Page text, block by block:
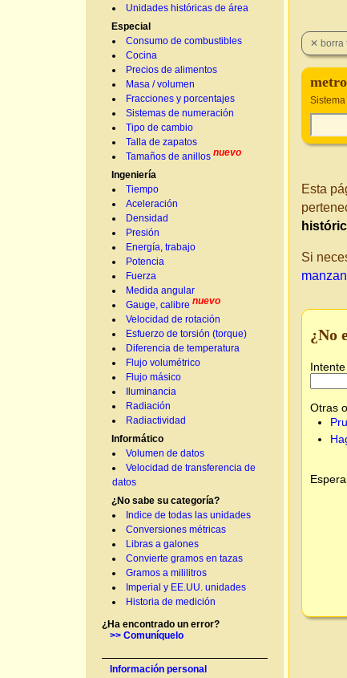
Unidades históricas de área
Especial
Consumo de combustibles
Cocina
Precios de alimentos
Masa / volumen
Fracciones y porcentajes
Sistemas de numeración
Tipo de cambio
Talla de zapatos
Tamaños de anillos nuevo
Ingeniería
Tiempo
Aceleración
Densidad
Presión
Energía, trabajo
Potencia
Fuerza
Medida angular
Gauge, calibre nuevo
Velocidad de rotación
Esfuerzo de torsión (torque)
Diferencia de temperatura
Flujo volumétrico
Flujo másico
Iluminancia
Radiación
Radiactividad
Informático
Volumen de datos
Velocidad de transferencia de
datos
¿No sabe su categoría?
Indice de todas las unidades
Conversiones métricas
Libras a galones
Convierte gramos en tazas
Gramos a mililitros
Imperial y EE.UU. unidades
Historia de medición
¿Ha encontrado un error?
>> Comuníquelo
Información personal
Esta
Si
¿No
Otras